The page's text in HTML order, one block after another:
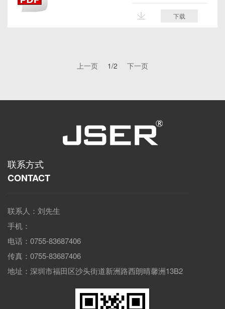
下载
1/2
联系方式
CONTACT
联系人：刘先生
手机：
电话：0755-83687406
传真：0755-83687406
地址：深圳市福田区沙头街道新洲路西朗晴馨洲13B2